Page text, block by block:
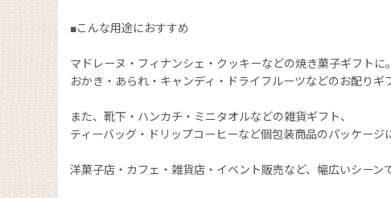
■こんな用途におすすめ
マドレーヌ・フィナンシェ・クッキーなどの焼き菓子ギフトに。
おかき・あられ・キャンディ・ドライフルーツなどのお配りギ
また、靴下・ハンカチ・ミニタオルなどの雑貨ギフト、
ティーバッグ・ドリップコーヒーなど個包装商品のパッケージ
洋菓子店・カフェ・雑貨店・イベント販売など、幅広いシーン